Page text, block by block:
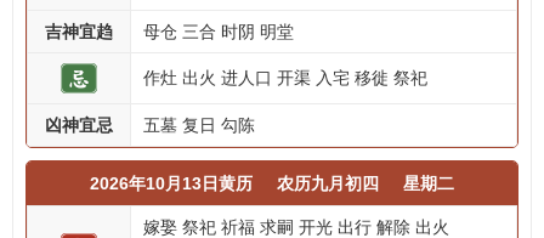
吉神宜趋 母仓 三合 时阴 明堂
作灶 出火 进人口 开渠 入宅 移徙 祭祀
凶神宜忌 五墓 复日 勾陈
2026年10月13日黄历 农历九月初四 星期二
嫁娶 祭祀 祈福 求嗣 开光 出行 解除 出火